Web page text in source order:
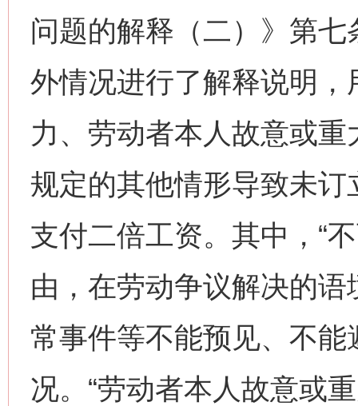
问题的解释（二）》第
外情况进行了解释说明
力、劳动者本人故意或
规定的其他情形导致未
支付二倍工资。其中，“
由，在劳动争议解决的
常事件等不能预见、不
况。“劳动者本人故意或